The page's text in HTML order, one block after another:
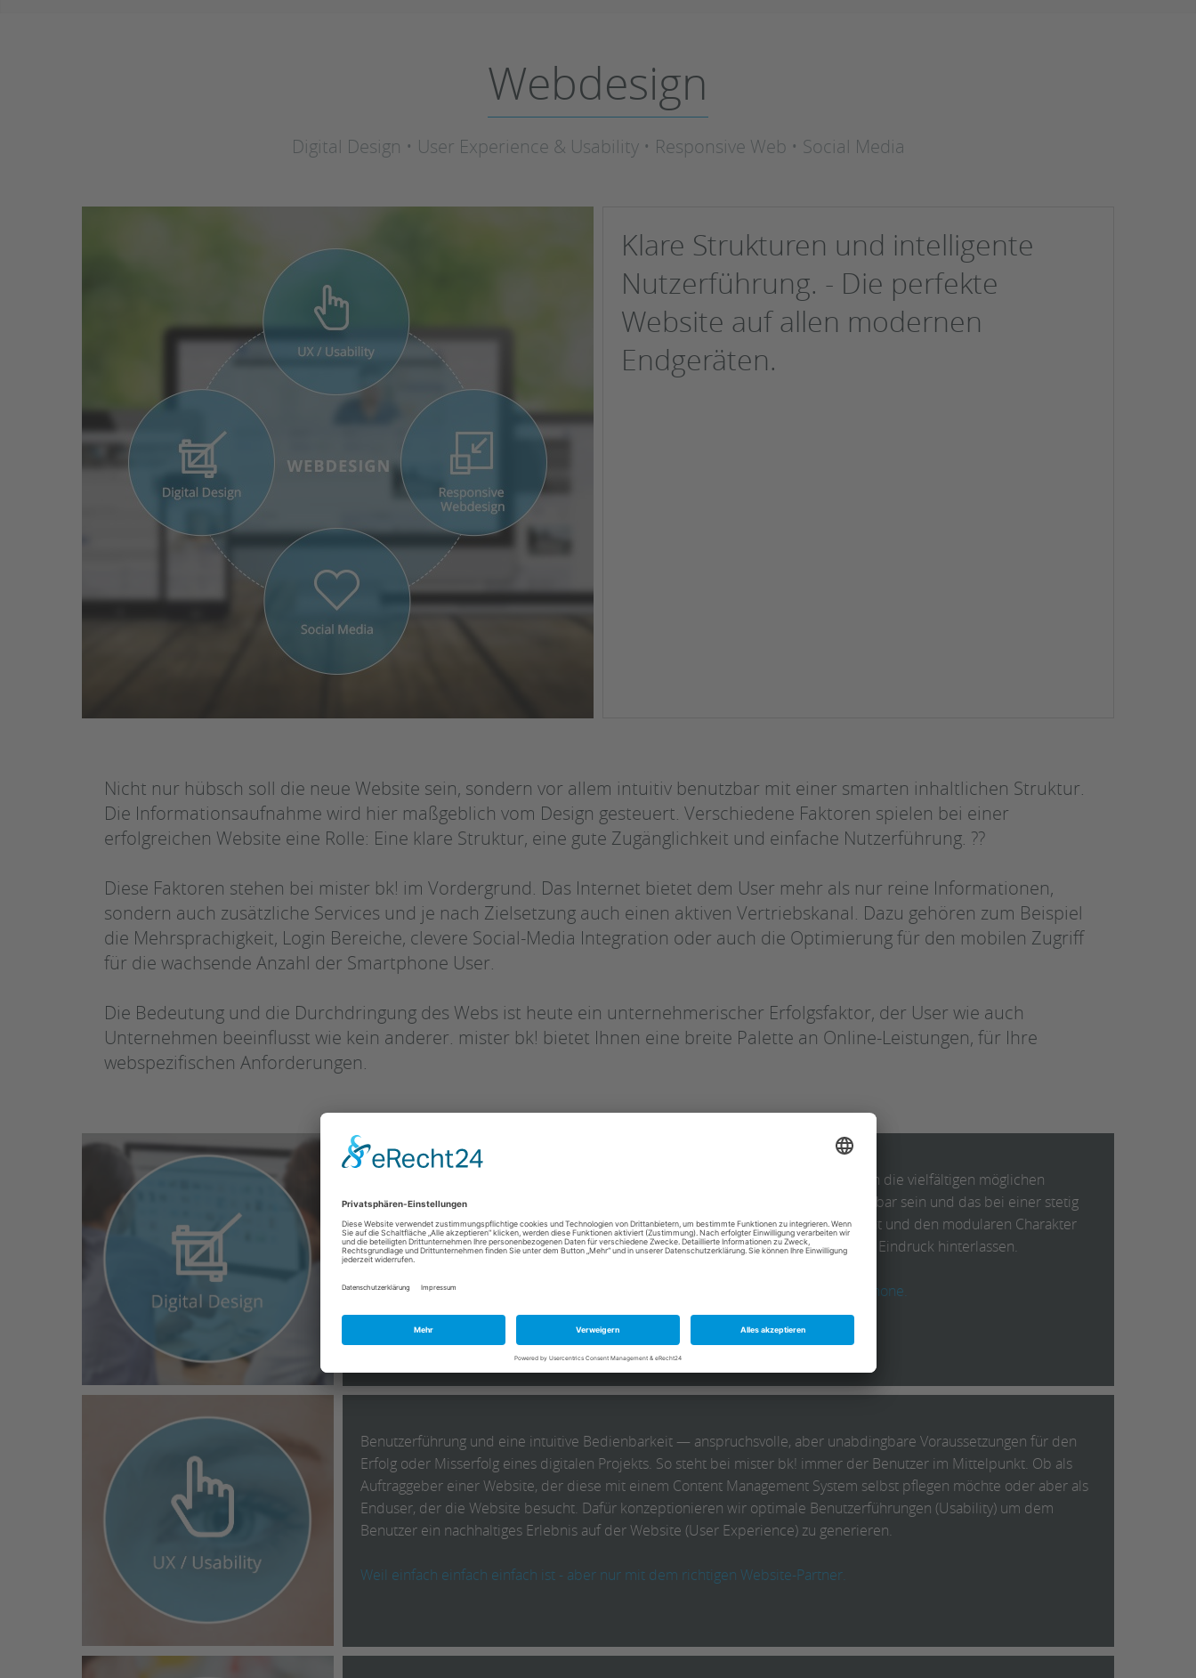
Webdesign
Digital Design • User Experience & Usability • Responsive Web • Social Media
Klare Strukturen und intelligente
Nutzerführung. - Die perfekte
Website auf allen modernen
Endgeräten.
Nicht nur hübsch soll die neue Website sein, sondern vor allem intuitiv benutzbar mit einer smarten inhaltlichen Struktur.
Die Informationsaufnahme wird hier maßgeblich vom Design gesteuert. Verschiedene Faktoren spielen bei einer
erfolgreichen Website eine Rolle: Eine klare Struktur, eine gute Zugänglichkeit und einfache Nutzerführung. ??
Diese Faktoren stehen bei mister bk! im Vordergrund. Das Internet bietet dem User mehr als nur reine Informationen,
sondern auch zusätzliche Services und je nach Zielsetzung auch einen aktiven Vertriebskanal. Dazu gehören zum Beispiel
die Mehrsprachigkeit, Login Bereiche, clevere Social-Media Integration oder auch die Optimierung für den mobilen Zugriff
für die wachsende Anzahl der Smartphone User.
Die Bedeutung und die Durchdringung des Webs ist heute ein unternehmerischer Erfolgsfaktor, der User wie auch
Unternehmen beeinflusst wie kein anderer. mister bk! bietet Ihnen eine breite Palette an Online-Leistungen, für Ihre
webspezifischen Anforderungen.
Modernes digitales Design stellt komplexe Anforderungen an den Designer. Durch die vielfältigen möglichen
Endgeräte (Tablets, Smartphones etc.) müssen Designs flexibel und intuitiv bedienbar sein und das bei einer stetig
steigenden Komplexität. Bei mister bk! legen wir einen hohen Wert auf die Qualität und den modularen Charakter
unserer Designs, so dass Sie auf allen Endgeräten mit Ihrem Auftritt einen bleiben Eindruck hinterlassen.
Wir denken alle Designs von Web bis zur App, ob fester Arbeitsplatz oder Smartphone.
Benutzerführung und eine intuitive Bedienbarkeit — anspruchsvolle, aber unabdingbare Voraussetzungen für den
Erfolg oder Misserfolg eines digitalen Projekts. So steht bei mister bk! immer der Benutzer im Mittelpunkt. Ob als
Auftraggeber einer Website, der diese mit einem Content Management System selbst pflegen möchte oder aber als
Enduser, der die Website besucht. Dafür konzeptionieren wir optimale Benutzerführungen (Usability) um dem
Benutzer ein nachhaltiges Erlebnis auf der Website (User Experience) zu generieren.
Weil einfach einfach einfach ist - aber nur mit dem richtigen Website-Partner.